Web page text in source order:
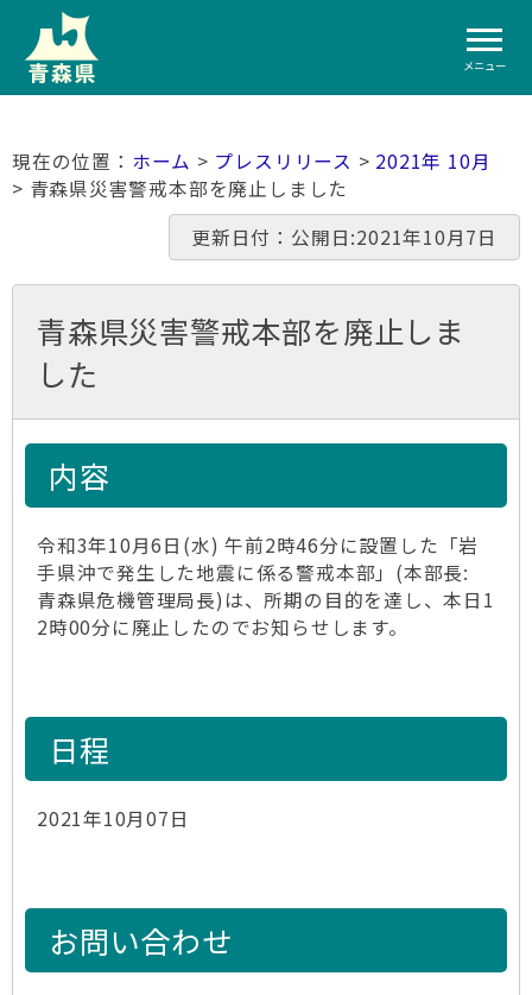
メニュー
ホーム > プレスリリース > 2021年 10月
> 青森県災害警戒本部を廃止しました
更新日付：公開日:2021年10月7日
青森県災害警戒本部を廃止しま
した
内容
令和3年10月6日(水) 午前2時46分に設置した「岩
手県沖で発生した地震に係る警戒本部」(本部長:
青森県危機管理局長)は、所期の目的を達し、本日1
2時00分に廃止したのでお知らせします。
日程
2021年10月07日
お問い合わせ